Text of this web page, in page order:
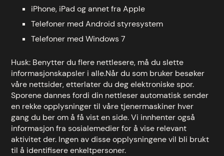
iPhone, iPad og annet fra Apple
Telefoner med Android styresystem
Telefoner med Windows 7
Husk: Benytter du flere nettlesere, må du slette
informasjonskapsler i alle.Når du som bruker besøker
våre nettsider, etterlater du deg elektroniske spor.
Sporene dannes fordi din nettleser automatisk sender
en rekke opplysninger til våre tjenermaskiner hver
gang du ber om å få vist en side. Vi innhenter også
informasjon fra sosialemedier for å vise relevant
aktivitet der. Ingen av disse opplysningene vil bli brukt
til å identifisere enkeltpersoner.